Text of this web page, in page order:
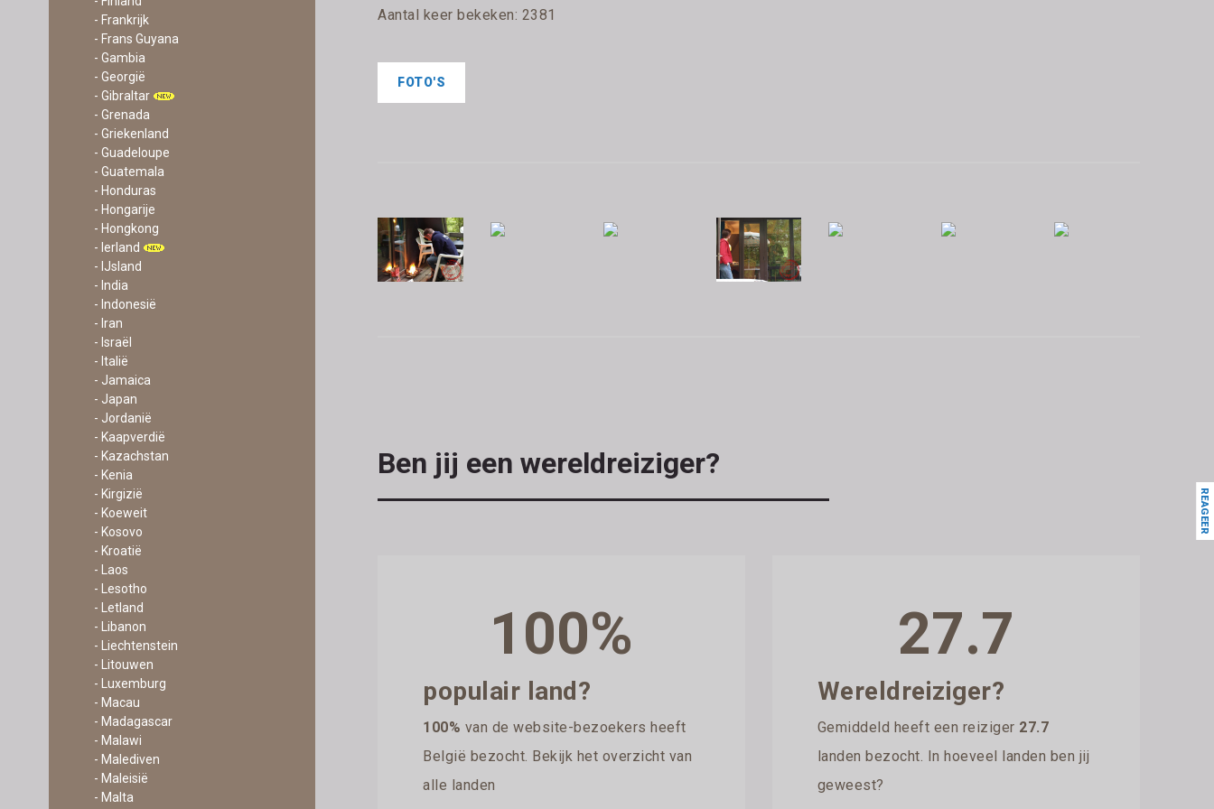
- Frankrijk
- Frans Guyana
- Gambia
- Georgië
- Gibraltar
- Grenada
- Griekenland
- Guadeloupe
- Guatemala
- Honduras
- Hongarije
- Hongkong
- Ierland
- IJsland
- India
- Indonesië
- Iran
- Israël
- Italië
- Jamaica
- Japan
- Jordanië
- Kaapverdië
- Kazachstan
- Kenia
- Kirgizië
- Koeweit
- Kosovo
- Kroatië
- Laos
- Lesotho
- Letland
- Libanon
- Liechtenstein
- Litouwen
- Luxemburg
- Macau
- Madagascar
- Malawi
- Malediven
- Maleisië
- Malta
Aantal keer bekeken: 2381
FOTO'S
Ben jij een wereldreiziger?
100%
populair land?
100% van de website-bezoekers heeft
België bezocht. Bekijk het overzicht van
alle landen
27.7
Wereldreiziger?
Gemiddeld heeft een reiziger 27.7
landen bezocht. In hoeveel landen ben jij
geweest?
REAGEER